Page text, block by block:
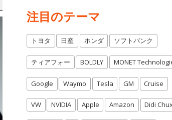
注目のテーマ
トヨタ 日産 ホンダ ソフトバンク
ティアフォー BOLDLY MONET
Google Waymo Tesla GM Cruise
VW NVIDIA Apple Amazon Didi